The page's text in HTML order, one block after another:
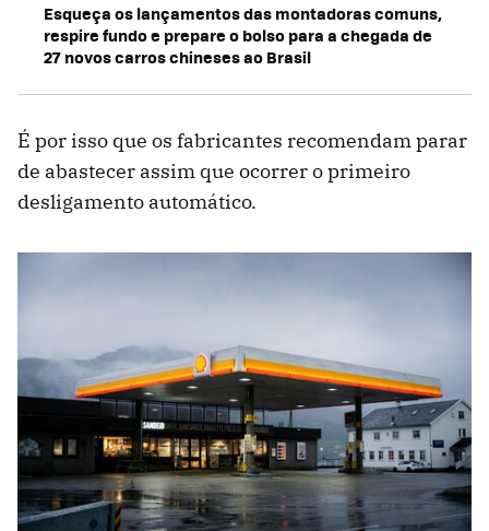
Esqueça os lançamentos das montadoras comuns,
respire fundo e prepare o bolso para a chegada de
27 novos carros chineses ao Brasil
É por isso que os fabricantes recomendam parar
de abastecer assim que ocorrer o primeiro
desligamento automático.